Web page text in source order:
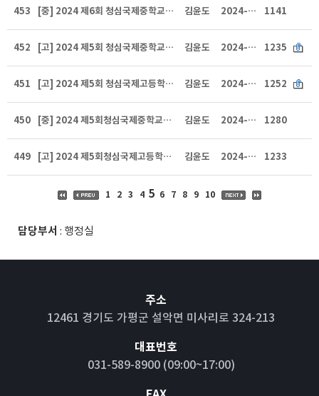
453 [중] 2024 제6회 청심국제중학교운영위원회 회의개최 공지 김윤도 2024-12-25 1141
452 [고] 2024 제5회 청심국제중학교운영위원회의 회의록 공지 김윤도 2024-09-27 1235
451 [고] 2024 제5회 청심국제고등학교운영위원회의 회의록 공지 김윤도 2024-09-27 1252
450 [중] 2024 제5회청심국제중학교운영위원회 회의개최 공지 김윤도 2024-09-13 1280
449 [고] 2024 제5회청심국제고등학교운영위원회 회의개최 공지 김윤도 2024-09-13 1233
1 2 3 4 5 6 7 8 9 10
담당부서 : 행정실
주소
12461 경기도 가평군 설악면 미사리로 324-213
대표번호
031-589-8900 (09:00~17:00)